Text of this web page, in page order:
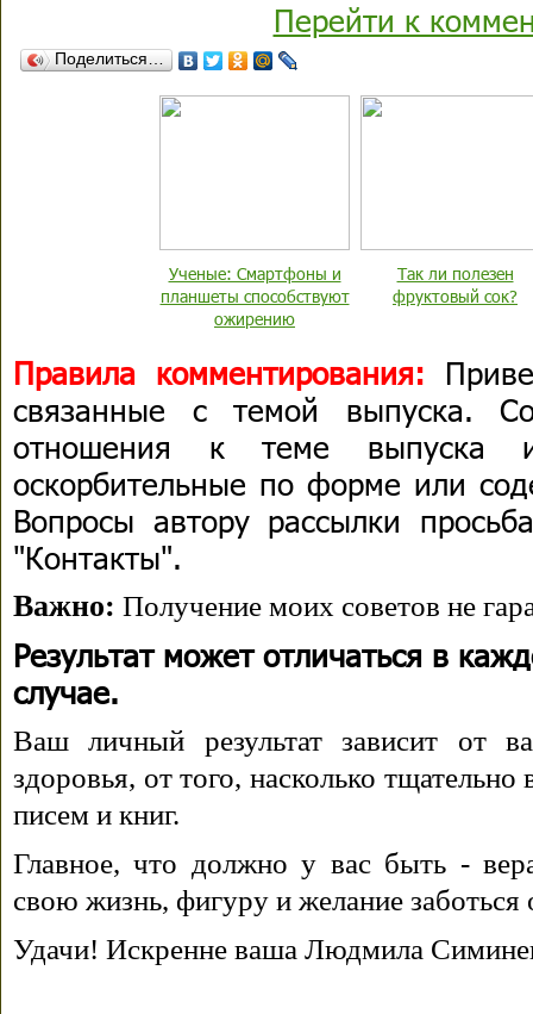
Перейти к
Поделиться…
Ученые: Смартфоны и
планшеты способствуют
ожирению
Так ли полезен
фруктовый сок?
Правила комментирования:
связанные с темой выпуска.
отношения к теме выпуска
оскорбительные по форме или
Вопросы автору рассылки
"Контакты".
Важно: Получение моих советов не
Результат может отличаться в
случае.
Ваш личный результат зависит от
здоровья, от того, насколько
писем и книг.
Главное, что должно у вас быть -
свою жизнь, фигуру и желание заботься
Удачи! Искренне ваша Людмила